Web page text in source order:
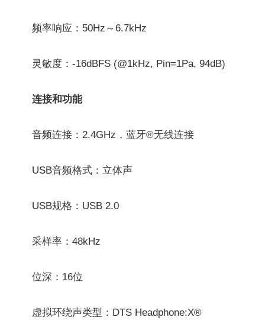
频率响应：50Hz～6.7kHz
灵敏度：-16dBFS (@1kHz, Pin=1Pa, 94dB)
连接和功能
音频连接：2.4GHz，蓝牙®无线连接
USB音频格式：立体声
USB规格：USB 2.0
采样率：48kHz
位深：16位
虚拟环绕声类型：DTS Headphone:X®